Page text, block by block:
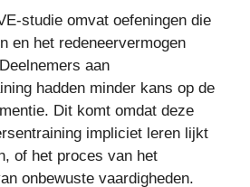
studie omvat oefeningen die
en het redeneervermogen
aan
hadden minder kans op de
Dit komt omdat deze
impliciet leren lijkt
of het proces van het
onbewuste vaardigheden.